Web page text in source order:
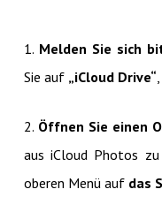
1. Melden Sie sich
Sie auf „iCloud Drive“
2. Öffnen Sie einen
aus iCloud Photos
oberen Menü aufdas